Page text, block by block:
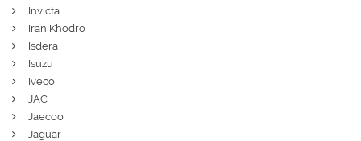
Invicta
Iran Khodro
Isdera
Isuzu
Iveco
JAC
Jaecoo
Jaguar